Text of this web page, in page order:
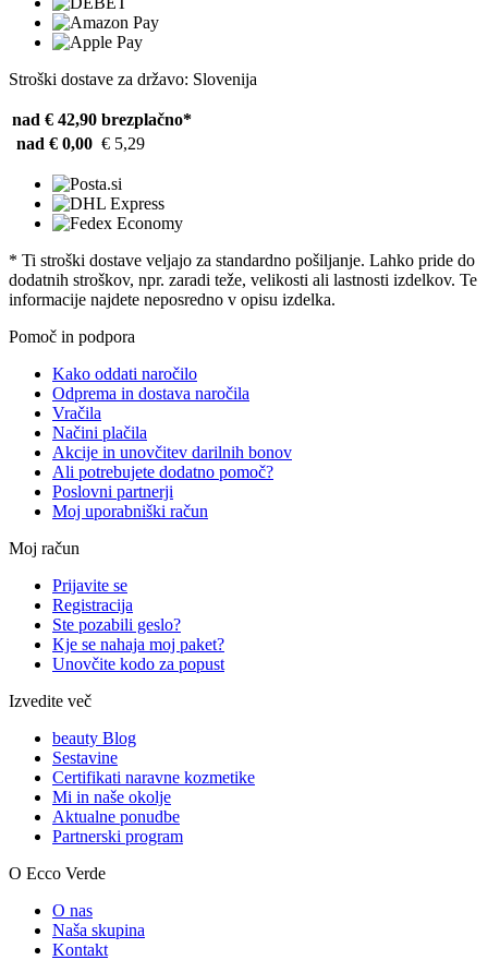
Stroški dostave za državo: Slovenija
nad € 42,90 brezplačno*
nad € 0,00 € 5,29
* Ti stroški dostave veljajo za standardno pošiljanje. Lahko pride do
dodatnih stroškov, npr. zaradi teže, velikosti ali lastnosti izdelkov. Te
informacije najdete neposredno v opisu izdelka.
Pomoč in podpora
Kako oddati naročilo
Odprema in dostava naročila
Vračila
Načini plačila
Akcije in unovčitev darilnih bonov
Ali potrebujete dodatno pomoč?
Poslovni partnerji
Moj uporabniški račun
Moj račun
Prijavite se
Registracija
Ste pozabili geslo?
Kje se nahaja moj paket?
Unovčite kodo za popust
Izvedite več
beauty Blog
Sestavine
Certifikati naravne kozmetike
Mi in naše okolje
Aktualne ponudbe
Partnerski program
O Ecco Verde
O nas
Naša skupina
Kontakt